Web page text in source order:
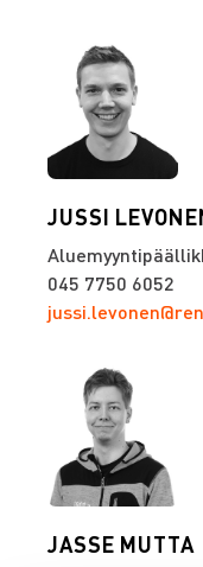
JUSSI
045 7750 6052
JASSE MUTTA